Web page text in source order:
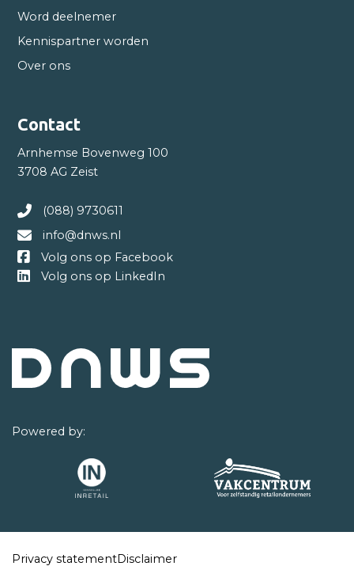
Powered by:
Word deelnemer
Kennispartner worden
Over ons
Contact
Arnhemse Bovenweg 100
3708 AG Zeist
(088) 9730611
info@dnws.nl
Volg ons op Facebook
Volg ons op LinkedIn
Privacy statementDisclaimer